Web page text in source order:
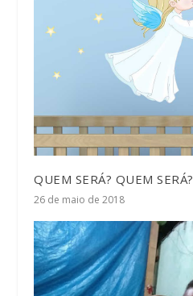
QUEM SERÁ? QUEM SERÁ?
26 de maio de 2018